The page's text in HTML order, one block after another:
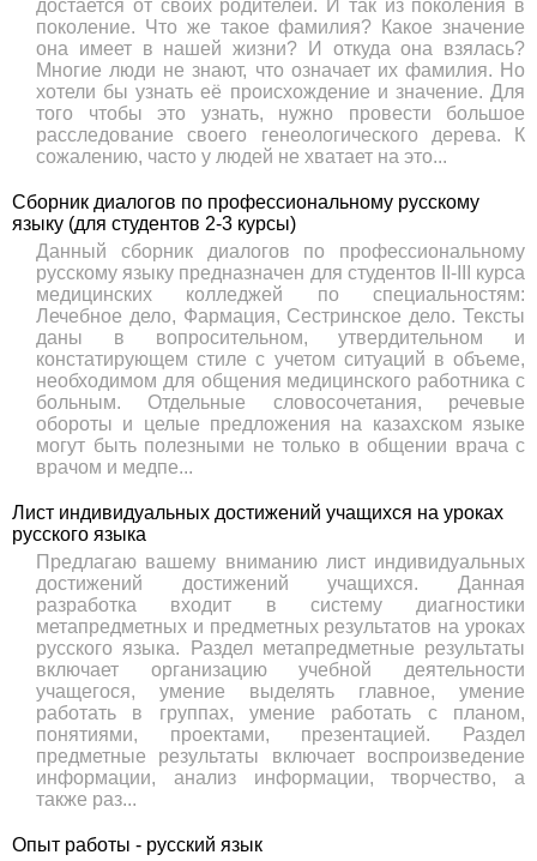
достается от своих родителей. И так из поколения в
поколение. Что же такое фамилия? Какое значение
она имеет в нашей жизни? И откуда она взялась?
Многие люди не знают, что означает их фамилия. Но
хотели бы узнать её происхождение и значение. Для
того чтобы это узнать, нужно провести большое
расследование своего генеологического дерева. К
сожалению, часто у людей не хватает на это...
Сборник диалогов по профессиональному русскому
языку (для студентов 2-3 курсы)
Данный сборник диалогов по профессиональному
русскому языку предназначен для студентов ІІ-ІІІ курса
медицинских колледжей по специальностям:
Лечебное дело, Фармация, Сестринское дело. Тексты
даны в вопросительном, утвердительном и
констатирующем стиле с учетом ситуаций в объеме,
необходимом для общения медицинского работника с
больным. Отдельные словосочетания, речевые
обороты и целые предложения на казахском языке
могут быть полезными не только в общении врача с
врачом и медпе...
Лист индивидуальных достижений учащихся на уроках
русского языка
Предлагаю вашему вниманию лист индивидуальных
достижений достижений учащихся. Данная
разработка входит в систему диагностики
метапредметных и предметных результатов на уроках
русского языка. Раздел метапредметные результаты
включает организацию учебной деятельности
учащегося, умение выделять главное, умение
работать в группах, умение работать с планом,
понятиями, проектами, презентацией. Раздел
предметные результаты включает воспроизведение
информации, анализ информации, творчество, а
также раз...
Опыт работы - русский язык